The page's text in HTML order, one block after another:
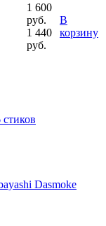
1 600
руб.
1 440
руб.
В
корзину
Dasmoke